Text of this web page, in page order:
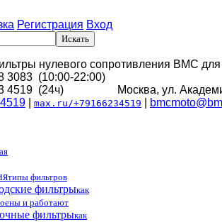
Регистрация Вход
нулевого сопротивления BMC
3083 (10:00-22:00)
4519 (24ч) Москва, ул.
max.ru/+79166234519
типы фильтров
фильтрыкак
и работают
фильтрыкак